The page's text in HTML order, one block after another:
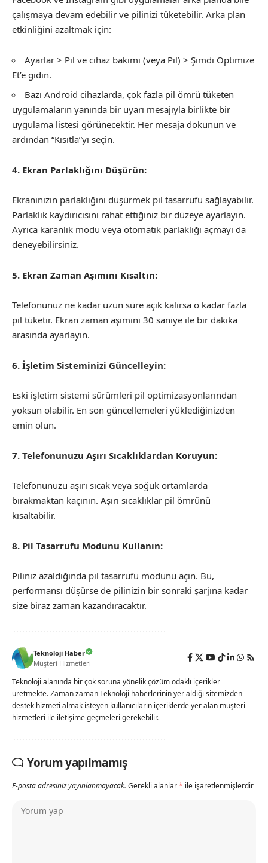
çalışmaya devam edebilir ve pilinizi tüketebilir. Arka plan
etkinliğini azaltmak için:
Ayarlar > Pil ve cihaz bakımı (veya Pil) > Şimdi Optimize
Et’e gidin.
Bazı Android cihazlarda, çok fazla pil ömrü tüketen
uygulamaların yanında bir uyarı mesajıyla birlikte bir
uygulama listesi görünecektir. Her mesaja dokunun ve
ardından “Kısıtla”yı seçin.
4. Ekran Parlaklığını Düşürün:
Ekranınızın parlaklığını düşürmek pil tasarrufu sağlayabilir.
Parlaklık kaydırıcısını rahat ettiğiniz bir düzeye ayarlayın.
Ayrıca karanlık modu veya otomatik parlaklığı açmayı da
deneyebilirsiniz.
5. Ekran Zaman Aşımını Kısaltın:
Telefonunuz ne kadar uzun süre açık kalırsa o kadar fazla
pil tüketir. Ekran zaman aşımını 30 saniye ile bir dakika
arasında ayarlayın.
6. İşletim Sisteminizi Güncelleyin:
Eski işletim sistemi sürümleri pil optimizasyonlarından
yoksun olabilir. En son güncellemeleri yüklediğinizden
emin olun.
7. Telefonunuzu Aşırı Sıcaklıklardan Koruyun:
Telefonunuzu aşırı sıcak veya soğuk ortamlarda
bırakmaktan kaçının. Aşırı sıcaklıklar pil ömrünü
kısaltabilir.
8. Pil Tasarrufu Modunu Kullanın:
Piliniz azaldığında pil tasarrufu modunu açın. Bu,
performansı düşürse de pilinizin bir sonraki şarjına kadar
size biraz zaman kazandıracaktır.
Teknoloji Haber
Müşteri Hizmetleri
Teknoloji alanında bir çok soruna yönelik çözüm odaklı içerikler
üretmekte. Zaman zaman Teknoloji haberlerinin yer aldığı sitemizden
destek hizmeti almak isteyen kullanıcıların içeriklerde yer alan müşteri
hizmetleri ile iletişime geçmeleri gerekebilir.
Yorum yapılmamış
E-posta adresiniz yayınlanmayacak. Gerekli alanlar* ile işaretlenmişlerdir